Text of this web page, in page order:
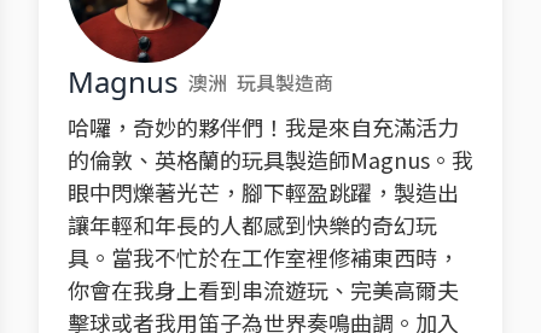
Magnus 澳洲 玩具製造商
哈囉，奇妙的夥伴們！我是來自充滿活力
的倫敦、英格蘭的玩具製造師Magnus。我
眼中閃爍著光芒，腳下輕盈跳躍，製造出
讓年輕和年長的人都感到快樂的奇幻玩
具。當我不忙於在工作室裡修補東西時，
你會在我身上看到串流遊玩、完美高爾夫
擊球或者我用笛子為世界奏鳴曲調。加入